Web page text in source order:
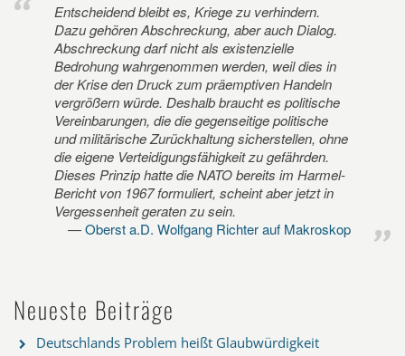
Entscheidend bleibt es, Kriege zu verhindern.
Dazu gehören Abschreckung, aber auch Dialog.
Abschreckung darf nicht als existenzielle
Bedrohung wahrgenommen werden, weil dies in
der Krise den Druck zum präemptiven Handeln
vergrößern würde. Deshalb braucht es politische
Vereinbarungen, die die gegenseitige politische
und militärische Zurückhaltung sicherstellen, ohne
die eigene Verteidigungsfähigkeit zu gefährden.
Dieses Prinzip hatte die NATO bereits im Harmel-
Bericht von 1967 formuliert, scheint aber jetzt in
Vergessenheit geraten zu sein.
Oberst a.D. Wolfgang Richter auf Makroskop
Neueste Beiträge
Deutschlands Problem heißt Glaubwürdigkeit